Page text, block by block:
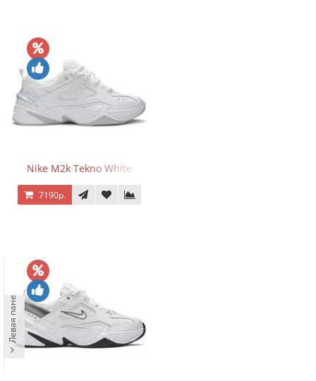
Nike M2k Tekno White
7190р.
Левая панель